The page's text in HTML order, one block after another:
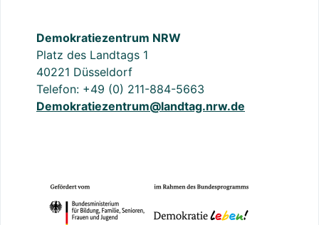
Demokratiezentrum NRW
Platz des Landtags 1
40221 Düsseldorf
Telefon: +49 (0) 211-884-5663
Demokratiezentrum@landtag.nrw.de